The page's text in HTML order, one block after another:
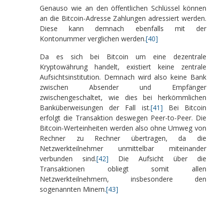
Genauso wie an den öffentlichen Schlüssel können
an die Bitcoin-Adresse Zahlungen adressiert werden.
Diese kann demnach ebenfalls mit der
Kontonummer verglichen werden.[40]
Da es sich bei Bitcoin um eine dezentrale
Kryptowährung handelt, existiert keine zentrale
Aufsichtsinstitution. Demnach wird also keine Bank
zwischen Absender und Empfänger
zwischengeschaltet, wie dies bei herkömmlichen
Banküberweisungen der Fall ist.[41] Bei Bitcoin
erfolgt die Transaktion deswegen Peer-to-Peer. Die
Bitcoin-Werteinheiten werden also ohne Umweg von
Rechner zu Rechner übertragen, da die
Netzwerkteilnehmer unmittelbar miteinander
verbunden sind.[42] Die Aufsicht über die
Transaktionen obliegt somit allen
Netzwerkteilnehmern, insbesondere den
sogenannten Minern.[43]